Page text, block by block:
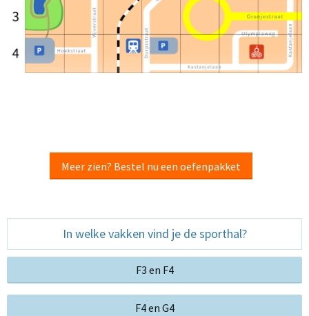
Meer zien? Bestel nu een oefenpakket
In welke vakken vind je de sporthal?
F3 en F4
F4 en G4